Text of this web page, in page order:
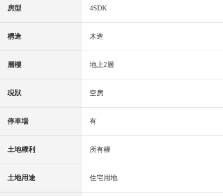
房型 4SDK
構造 木造
層樓 地上2層
現狀 空房
停車場 有
土地權利 所有權
土地用途 住宅用地